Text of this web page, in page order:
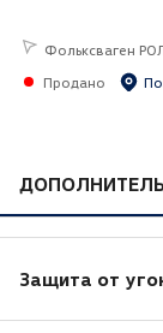
Защита от
Фольксваген
Продано